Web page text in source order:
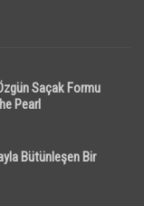
Saçak Formu
Pearl
Bütünleşen Bir